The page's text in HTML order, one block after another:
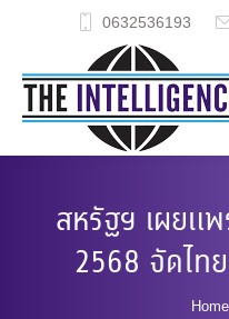
0632536193
สหรัฐฯ เผยแ
2568 จัดไท
Home